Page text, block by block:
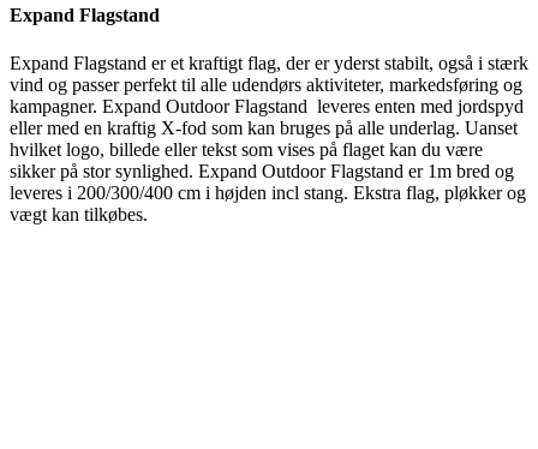
Expand Flagstand
Expand Flagstand er et kraftigt flag, der er yderst stabilt, også i stærk
vind og passer perfekt til alle udendørs aktiviteter, markedsføring og
kampagner. Expand Outdoor Flagstand leveres enten med jordspyd
eller med en kraftig X-fod som kan bruges på alle underlag. Uanset
hvilket logo, billede eller tekst som vises på flaget kan du være
sikker på stor synlighed. Expand Outdoor Flagstand er 1m bred og
leveres i 200/300/400 cm i højden incl stang. Ekstra flag, pløkker og
vægt kan tilkøbes.